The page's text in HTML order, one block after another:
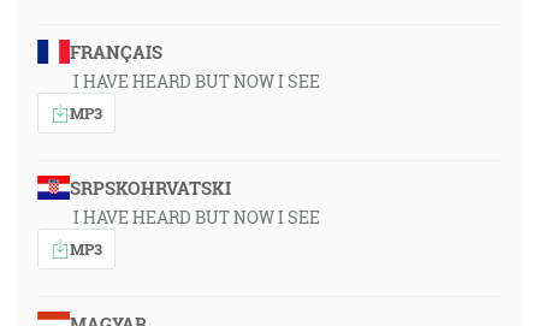
FRANÇAIS
I HAVE HEARD BUT NOW I SEE
MP3
SRPSKOHRVATSKI
I HAVE HEARD BUT NOW I SEE
MP3